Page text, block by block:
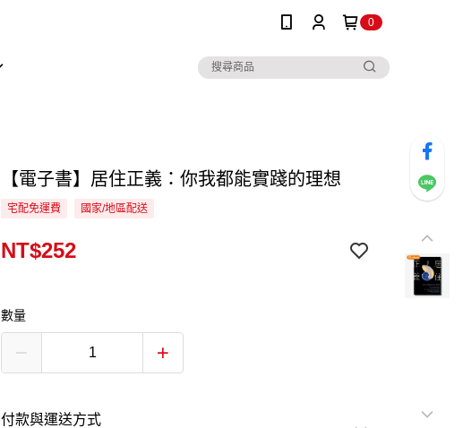
0
【電子書】居住正義：你我都能實踐的理想
宅配免運費 國家/地區配送
NT$252
數量
付款與運送方式